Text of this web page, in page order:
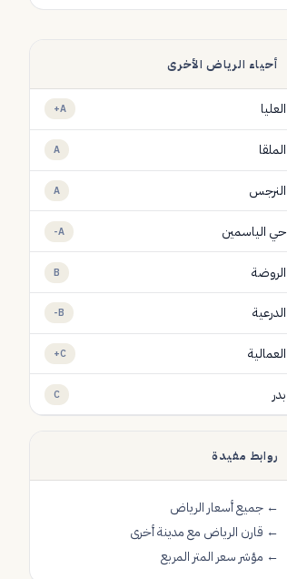
أحياء الرياض الأخرى
العليا A+
الملقا A
النرجس A
حي الياسمين A-
الروضة B
الدرعية B-
العمالية C+
بدر C
روابط مفيدة
← جميع أسعار الرياض
← قارن الرياض مع مدينة أخرى
← مؤشر سعر المتر المربع